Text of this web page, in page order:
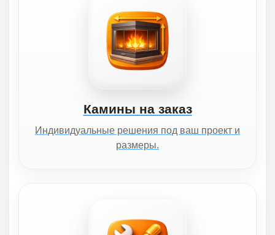
Камины на заказ
Индивидуальные решения под ваш проект и
размеры.